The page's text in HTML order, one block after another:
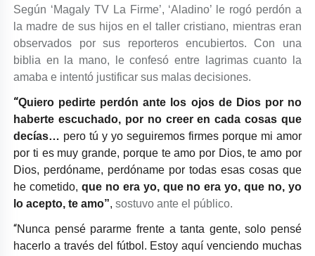
Según ‘Magaly TV La Firme’, ‘Aladino’ le rogó perdón a
la madre de sus hijos en el taller cristiano, mientras eran
observados por sus reporteros encubiertos. Con una
biblia en la mano, le confesó entre lagrimas cuanto la
amaba e intentó justificar sus malas decisiones.
“Quiero pedirte perdón ante los ojos de Dios por no
haberte escuchado, por no creer en cada cosas que
decías… pero tú y yo seguiremos firmes porque mi amor
por ti es muy grande, porque te amo por Dios, te amo por
Dios, perdóname, perdóname por todas esas cosas que
he cometido, que no era yo, que no era yo, que no, yo
lo acepto, te amo”, sostuvo ante el público.
“Nunca pensé pararme frente a tanta gente, solo pensé
hacerlo a través del fútbol. Estoy aquí venciendo muchas